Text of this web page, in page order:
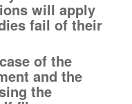
will apply
fail of their
of the
and the
the